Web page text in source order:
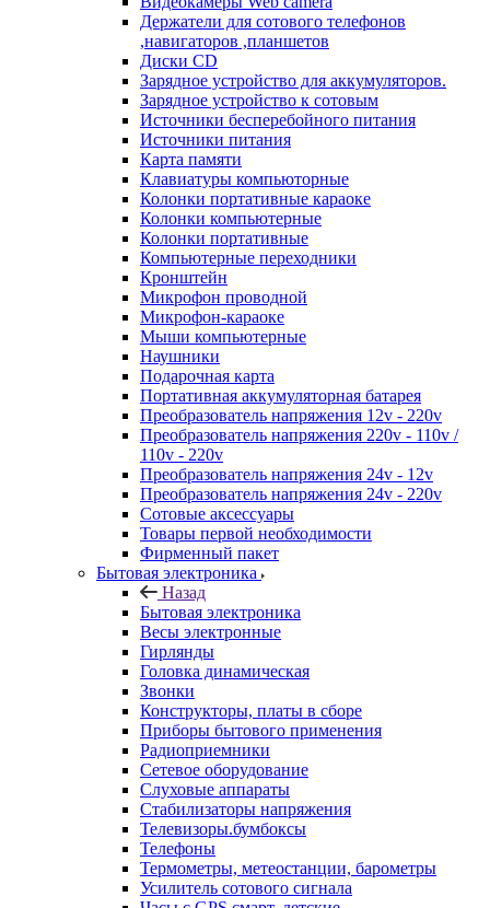
Держатели для сотового телефонов
,навигаторов ,планшетов
Диски CD
Зарядное устройство для аккумуляторов.
Зарядное устройство к сотовым
Источники бесперебойного питания
Источники питания
Карта памяти
Клавиатуры компьюторные
Колонки портативные караоке
Колонки компьютерные
Колонки портативные
Компьютерные переходники
Кронштейн
Микрофон проводной
Микрофон-караоке
Мыши компьютерные
Наушники
Подарочная карта
Портативная аккумуляторная батарея
Преобразователь напряжения 12v - 220v
Преобразователь напряжения 220v - 110v /
110v - 220v
Преобразователь напряжения 24v - 12v
Преобразователь напряжения 24v - 220v
Сотовые аксессуары
Товары первой необходимости
Фирменный пакет
Бытовая электроника
Назад
Бытовая электроника
Весы электронные
Гирлянды
Головка динамическая
Звонки
Конструкторы, платы в сборе
Приборы бытового применения
Радиоприемники
Сетевое оборудование
Слуховые аппараты
Стабилизаторы напряжения
Телевизоры.бумбоксы
Телефоны
Термометры, метеостанции, барометры
Усилитель сотового сигнала